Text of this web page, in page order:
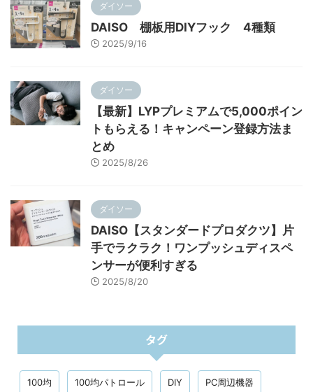
ダイソー
DAISO 棚板用DIYフック 4種類
2025/9/16
ダイソー
【最新】LYPプレミアムで5,000ポイン
トもらえる！キャンペーン登録方法ま
とめ
2025/8/26
ダイソー
DAISO【スタンダードプロダクツ】片
手でラクラク！ワンプッシュディスペ
ンサーが便利すぎる
2025/8/20
タグ
100均 100均パトロール DIY PC周辺機器